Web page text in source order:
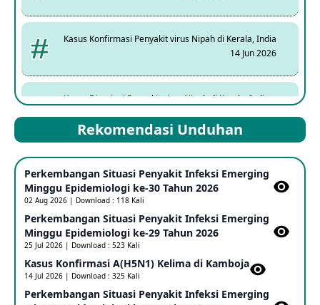
Kasus Konfirmasi Penyakit virus Nipah di Kerala, India
14 Jun 2026
Kasus Dicurigai Penyakit virus Nipah di Kerala, India
Mpox Clade 1b di Taiwan
25 May 2026
Update Informasi PHEIC Penyakit Ebola
23 May 2026
Penetapan Outbreak Penyakit Ebola di RD Kongo dan
Uganda Sebagai PHEIC
Rekomendasi Unduhan
Perkembangan Situasi Penyakit Infeksi Emerging
Minggu Epidemiologi ke-30 Tahun 2026
02 Aug 2026 | Download : 118 Kali
Perkembangan Situasi Penyakit Infeksi Emerging
Minggu Epidemiologi ke-29 Tahun 2026
25 Jul 2026 | Download : 523 Kali
Kasus Konfirmasi A(H5N1) Kelima di Kamboja​
14 Jul 2026 | Download : 325 Kali
Perkembangan Situasi Penyakit Infeksi Emerging